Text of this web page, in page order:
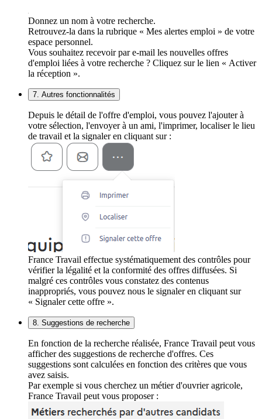
Donnez un nom à votre recherche.
Retrouvez-la dans la rubrique « Mes alertes emploi » de votre
espace personnel.
Vous souhaitez recevoir par e-mail les nouvelles offres
d'emploi liées à votre recherche ? Cliquez sur le lien « Activer
la réception ».
7. Autres fonctionnalités
Depuis le détail de l'offre d'emploi, vous pouvez l'ajouter à
votre sélection, l'envoyer à un ami, l'imprimer, localiser le lieu
de travail et la signaler en cliquant sur :
France Travail effectue systématiquement des contrôles pour
vérifier la légalité et la conformité des offres diffusées. Si
malgré ces contrôles vous constatez des contenus
inappropriés, vous pouvez nous le signaler en cliquant sur
« Signaler cette offre ».
8. Suggestions de recherche
En fonction de la recherche réalisée, France Travail peut vous
afficher des suggestions de recherche d'offres. Ces
suggestions sont calculées en fonction des critères que vous
avez saisis.
Par exemple si vous cherchez un métier d'ouvrier agricole,
France Travail peut vous proposer :